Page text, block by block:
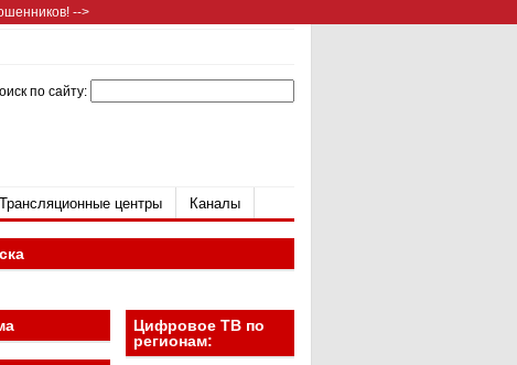
-->
по сайту:
Трансляционные центры Каналы
Цифровое ТВ по
регионам: